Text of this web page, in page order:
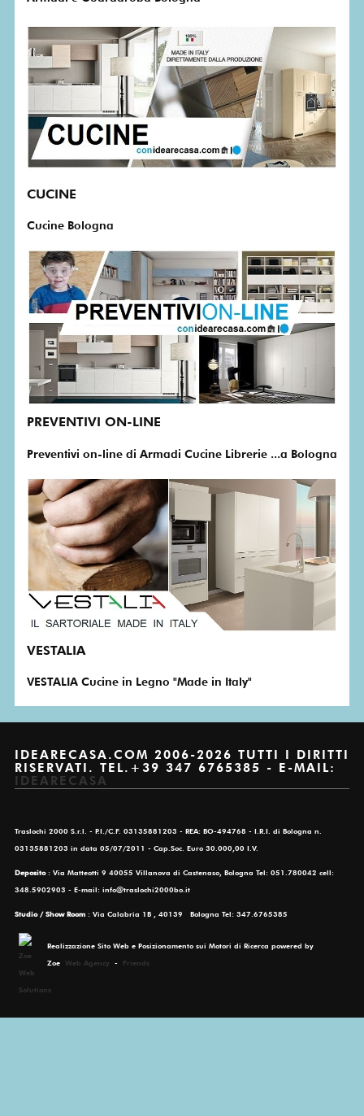
CUCINE
Cucine Bologna
PREVENTIVI ON-LINE
Preventivi on-line di Armadi Cucine Librerie ...a Bologna
VESTALIA
VESTALIA Cucine in Legno "Made in Italy"
IDEARECASA.COM 2006-2026 TUTTI I DIRITTI
RISERVATI. TEL.+39 347 6765385 - E-MAIL:
IDEARECASA
Traslochi 2000 S.r.l. - P.I./C.F. 03135881203 - REA: BO-494768 - I.R.I. di Bologna n.
03135881203 in data 05/07/2011 - Cap.Soc. Euro 30.000,00 I.V.
Deposito : Via Matteotti 9 40055 Villanova di Castenaso, Bologna Tel: 051.780042 cell:
348.5902903 - E-mail: info@traslochi2000bo.it
Studio / Show Room : Via Calabria 1B , 40139 Bologna Tel: 347.6765385
Realizzazione Sito Web e Posizionamento sui Motori di Ricerca powered by
Zoe Web Agency Friends